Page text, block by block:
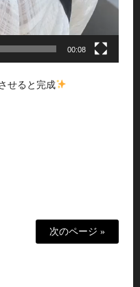
00:08
せると完成
次のページ »